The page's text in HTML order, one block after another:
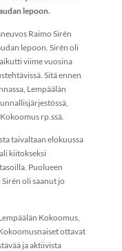
lepoon.
Raimo Sirén
lepoon. Sirén oli
viime vuosina
Sitä ennen
Lempäälän
rp.ssä.
taivaltaan elokuussa
kiitokseksi
Puolueen
oli saanut jo
Kokoomus,
ottavat
ja aktiivista